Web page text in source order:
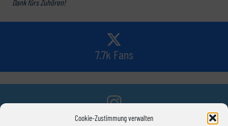
Cookie-Zustimmung verwalten
Dank fürs Zuhören!
7.7k Fans
14k Fans